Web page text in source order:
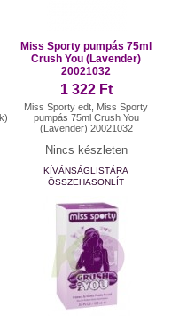
Miss Sporty pumpás 75ml
Crush You (Lavender)
20021032
1 322 Ft
Miss Sporty edt, Miss Sporty
pumpás 75ml Crush You
(Lavender) 20021032
Nincs készleten
KÍVÁNSÁGLISTÁRA
ÖSSZEHASONLÍT